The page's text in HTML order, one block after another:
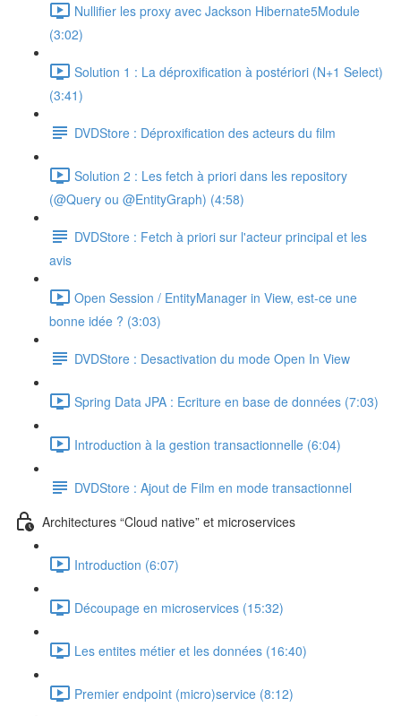
Nullifier les proxy avec Jackson Hibernate5Module
(3:02)
Solution 1 : La déproxification à postériori (N+1 Select)
(3:41)
DVDStore : Déproxification des acteurs du film
Solution 2 : Les fetch à priori dans les repository
(@Query ou @EntityGraph) (4:58)
DVDStore : Fetch à priori sur l'acteur principal et les
avis
Open Session / EntityManager in View, est-ce une
bonne idée ? (3:03)
DVDStore : Desactivation du mode Open In View
Spring Data JPA : Ecriture en base de données (7:03)
Introduction à la gestion transactionnelle (6:04)
DVDStore : Ajout de Film en mode transactionnel
Architectures “Cloud native” et microservices
Introduction (6:07)
Découpage en microservices (15:32)
Les entites métier et les données (16:40)
Premier endpoint (micro)service (8:12)